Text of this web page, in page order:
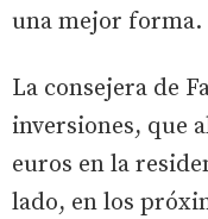
una mejor forma.
La consejera de
inversiones, que
euros en la
lado, en los